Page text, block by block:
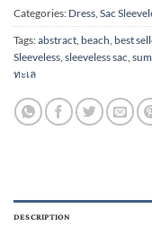
Categories: Dress, Sac
Tags:abstract, beach, best
Sleeveless, sleeveless sac,
ทะเล
DESCRIPTION